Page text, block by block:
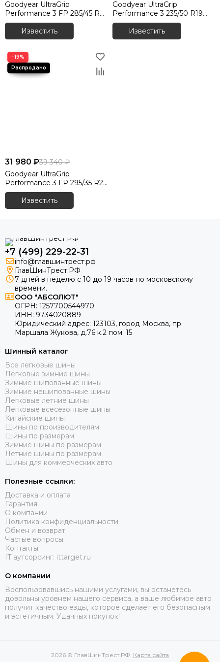
Шины Tunga
Шины BFGoodrich
Шины Tracmax
Шины Sava
Шины Goodride
Шины Antares
Шины Toyo
Шины Autogreen
Шины Onyx
Шины Kormoran
Шины Torero
Шины Unigrip
Шины Wanda
Шины Royal Black
Шины General Tire
Шины Cachland
Шины Minerva
Шины Firestone
Шины Nokian Tyres
Goodyear UltraGrip
Performance 3 FP 285/45 R21
113T XL
Известить
Goodyear UltraGrip
Performance 3 235/50 R19
99T XL
Известить
−19%
31 980 ₽39 340 ₽
Goodyear UltraGrip
Performance 3 FP 295/35 R21
107V XL
Известить
+7 (499) 229-22-31
info@главшинтрест.рф
ГлавШинТрест.РФ
7 дней в неделю с 10 до 19 часов по московскому
времени.
ООО "АБСОЛЮТ"
ОГРН: 1257700544970
ИНН: 9734020889
Юридический адрес: 123103, город Москва, пр.
Маршала Жукова, д.76 к.2 пом. 15
Шинный каталог
Все легковые шины
Легковые зимние шины
Зимние шипованные шины
Зимние нешипованные шины
Легковые летние шины
Легковые всесезонные шины
Китайские шины
Шины по производителям
Шины по размерам
Зимние шины по размерам
Летние шины по размерам
Шины для коммерческих авто
Полезные ссылки:
Доставка и оплата
Гарантия
О компании
Политика конфиденциальности
Обмен и возврат
Частые вопросы
Контакты
IT аутсорсинг: ittarget.ru
О компании
Воспользовавшись нашими услугами, вы останетесь
довольны уровнем нашего сервиса, а ваше любимое авто
получит качество езды, которое сделает его безопасным
и эстетичным. Удачных покупок!
2026 © ГлавШинТрест.РФ. Карта сайта